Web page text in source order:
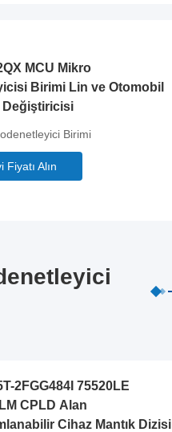
MCU Mikro
Birimi Lin ve Otomobil
Değiştiricisi
Birimi
Fiyatı Alın
2FGG484I 75520LE
CPLD Alan
Cihaz Mantık Dizisi